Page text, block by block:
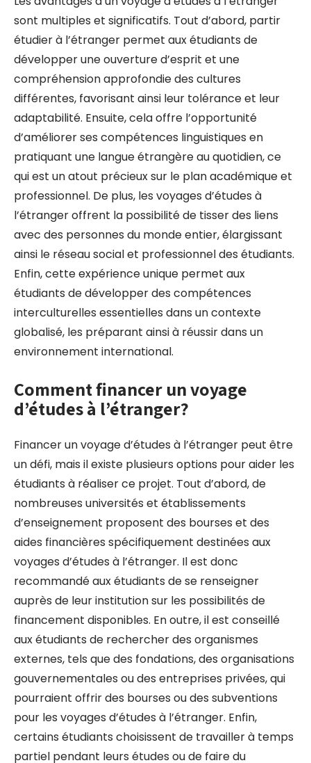
sont multiples et significatifs. Tout d’abord, partir
étudier à l’étranger permet aux étudiants de
développer une ouverture d’esprit et une
compréhension approfondie des cultures
différentes, favorisant ainsi leur tolérance et leur
adaptabilité. Ensuite, cela offre l’opportunité
d’améliorer ses compétences linguistiques en
pratiquant une langue étrangère au quotidien, ce
qui est un atout précieux sur le plan académique et
professionnel. De plus, les voyages d’études à
l’étranger offrent la possibilité de tisser des liens
avec des personnes du monde entier, élargissant
ainsi le réseau social et professionnel des étudiants.
Enfin, cette expérience unique permet aux
étudiants de développer des compétences
interculturelles essentielles dans un contexte
globalisé, les préparant ainsi à réussir dans un
environnement international.
Comment financer un voyage
d’études à l’étranger?
Financer un voyage d’études à l’étranger peut être
un défi, mais il existe plusieurs options pour aider les
étudiants à réaliser ce projet. Tout d’abord, de
nombreuses universités et établissements
d’enseignement proposent des bourses et des
aides financières spécifiquement destinées aux
voyages d’études à l’étranger. Il est donc
recommandé aux étudiants de se renseigner
auprès de leur institution sur les possibilités de
financement disponibles. En outre, il est conseillé
aux étudiants de rechercher des organismes
externes, tels que des fondations, des organisations
gouvernementales ou des entreprises privées, qui
pourraient offrir des bourses ou des subventions
pour les voyages d’études à l’étranger. Enfin,
certains étudiants choisissent de travailler à temps
partiel pendant leurs études ou de faire du